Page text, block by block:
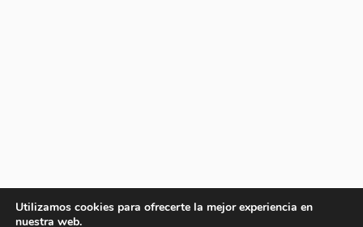
Utilizamos cookies para ofrecerte la mejor experiencia en
nuestra web.